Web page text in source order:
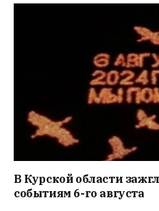
В Курской области
событиям 6-го августа